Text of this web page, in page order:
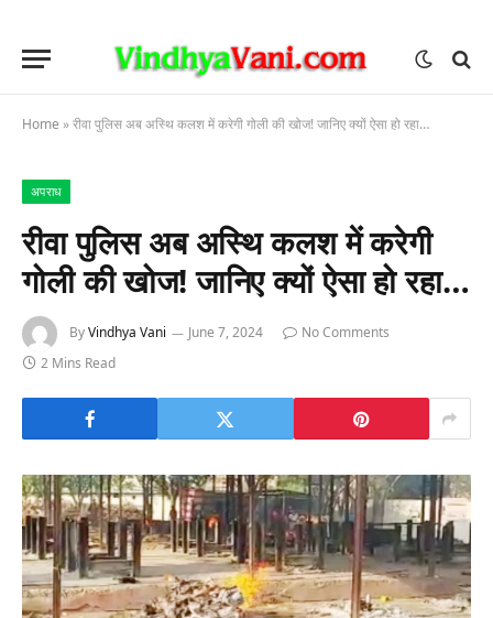
Home »रीवा पुलिस अब अस्थि कलश में करेगी गोली की खोज! जानिए क्यों ऐसा हो रहा…
अपराध
रीवा पुलिस अब अस्थि कलश में करेगी
गोली की खोज! जानिए क्यों ऐसा हो रहा…
ByVindhya Vani June 7, 2024
No Comments
2 Mins Read